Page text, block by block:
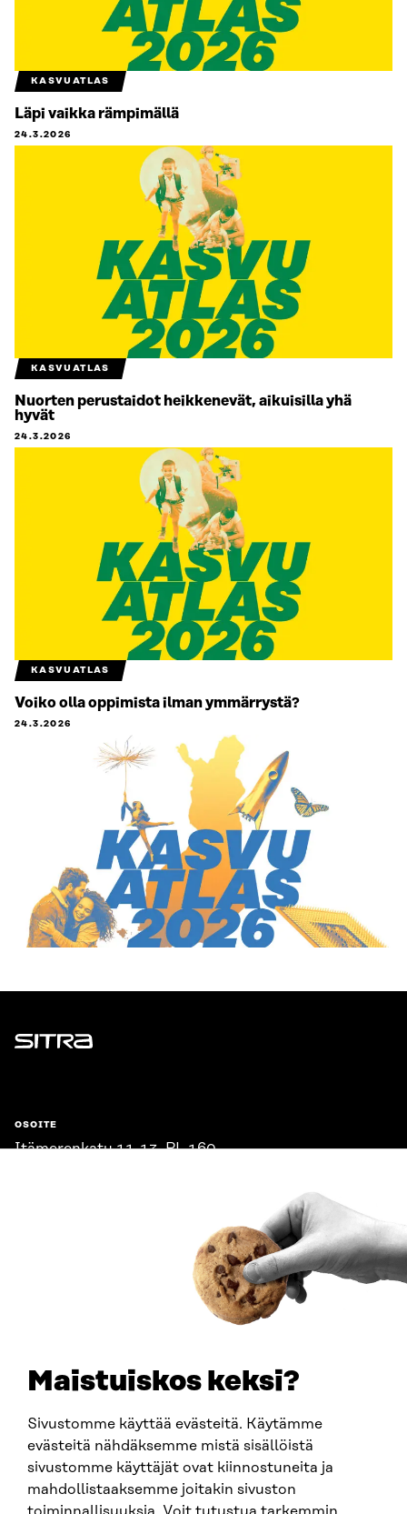
Maistuiskos keksi?
Sivustomme käyttää evästeitä. Käytämme
evästeitä nähdäksemme mistä sisällöistä
sivustomme käyttäjät ovat kiinnostuneita ja
mahdollistaaksemme joitakin sivuston
KASVUATLAS
Läpi vaikka rämpimällä
24.3.2026
KASVUATLAS
Nuorten perustaidot heikkenevät, aikuisilla yhä
hyvät
24.3.2026
KASVUATLAS
Voiko olla oppimista ilman ymmärrystä?
24.3.2026
Sitra
OSOITE
Itämerenkatu 11-13, PL 160,
SITRA SOSIAALISESSA MEDIASSA
LinkedIn
Instagram